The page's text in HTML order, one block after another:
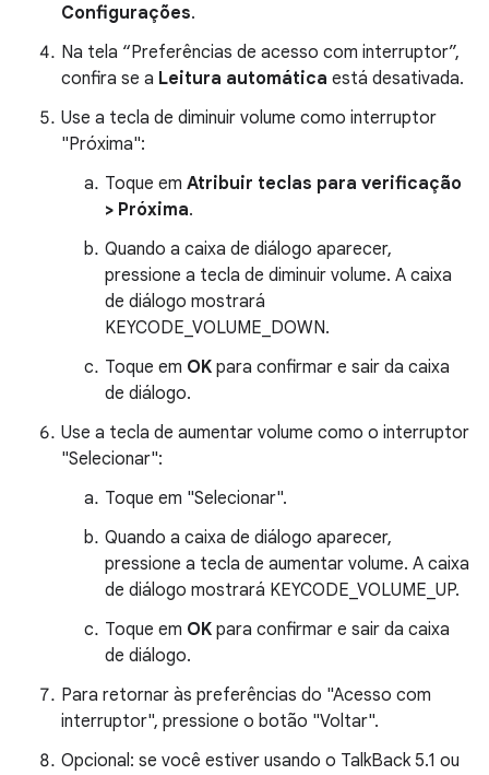
Configurações.
Na tela “Preferências de acesso com interruptor”,
confira se a Leitura automática está desativada.
Use a tecla de diminuir volume como interruptor
"Próxima":
Toque em Atribuir teclas para verificação
> Próxima.
Quando a caixa de diálogo aparecer,
pressione a tecla de diminuir volume. A caixa
de diálogo mostrará
KEYCODE_VOLUME_DOWN.
Toque em OK para confirmar e sair da caixa
de diálogo.
Use a tecla de aumentar volume como o interruptor
"Selecionar":
Toque em "Selecionar".
Quando a caixa de diálogo aparecer,
pressione a tecla de aumentar volume. A caixa
de diálogo mostrará KEYCODE_VOLUME_UP.
Toque em OK para confirmar e sair da caixa
de diálogo.
Para retornar às preferências do "Acesso com
interruptor", pressione o botão "Voltar".
Opcional: se você estiver usando o TalkBack 5.1 ou